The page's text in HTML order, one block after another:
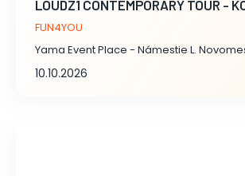
LOUDZ1 CONTEMPORARY TOUR -
FUN4YOU
10.10.2026